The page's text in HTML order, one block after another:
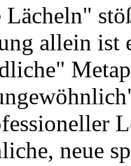
Lächeln"
allein ist
neue